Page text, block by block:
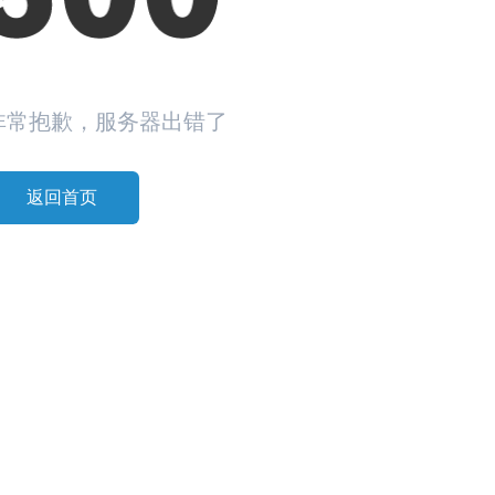
常抱歉，服务器出错了
返回首页